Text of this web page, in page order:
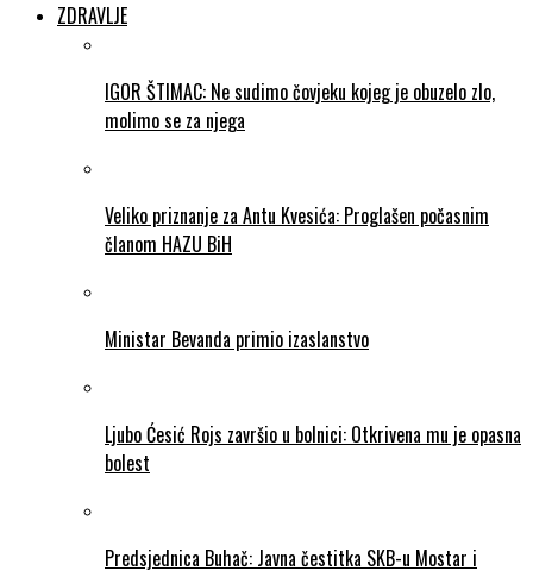
ZDRAVLJE
IGOR ŠTIMAC: Ne sudimo čovjeku kojeg je obuzelo zlo,
molimo se za njega
Veliko priznanje za Antu Kvesića: Proglašen počasnim
članom HAZU BiH
Ministar Bevanda primio izaslanstvo
Ljubo Ćesić Rojs završio u bolnici: Otkrivena mu je opasna
bolest
Predsjednica Buhač: Javna čestitka SKB-u Mostar i